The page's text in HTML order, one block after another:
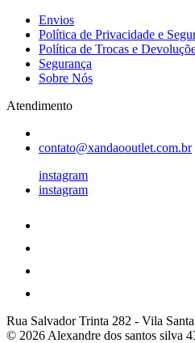
Envios
Política de Privacidade e
Política de Trocas e
Segurança
Sobre Nós
Atendimento
contato@xandaooutlet.com.br
instagram
instagram
Rua Salvador Trinta 282 - Vila
© 2026 Alexandre dos santos silva